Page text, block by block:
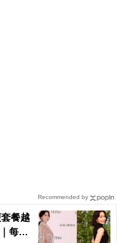
了練凱格爾運動，請先